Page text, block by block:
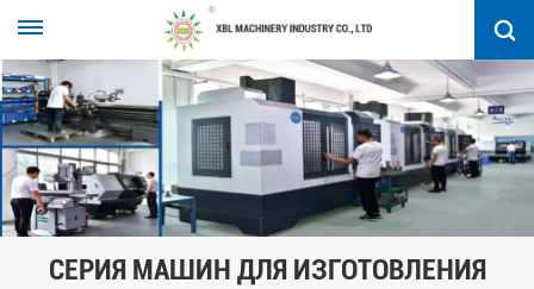
СЕРИЯ МАШИН ДЛЯ ИЗГОТОВЛЕНИЯ